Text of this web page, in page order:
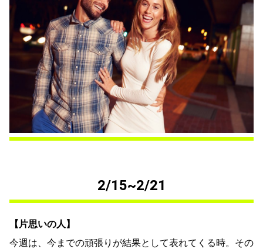
2/15~2/21
【片思いの人】
今週は、今までの頑張りが結果として表れてくる時。その